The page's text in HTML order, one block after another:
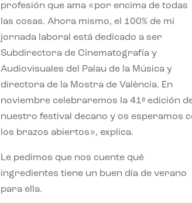
profesión que ama «por encima de todas
las cosas. Ahora mismo, el 100% de mi
jornada laboral está dedicado a ser
Subdirectora de Cinematografía y
Audiovisuales del Palau de la Música y
directora de la Mostra de València. En
noviembre celebraremos la 41ª edición
nuestro festival decano y os esperamos
los brazos abiertos», explica.
Le pedimos que nos cuente qué
ingredientes tiene un buen día de verano
para ella.